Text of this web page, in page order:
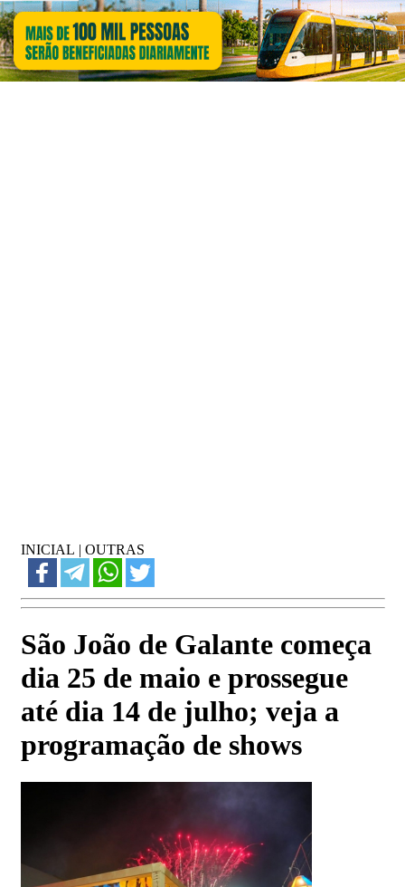
INICIAL | OUTRAS
São João de Galante começa
dia 25 de maio e prossegue
até dia 14 de julho; veja a
programação de shows